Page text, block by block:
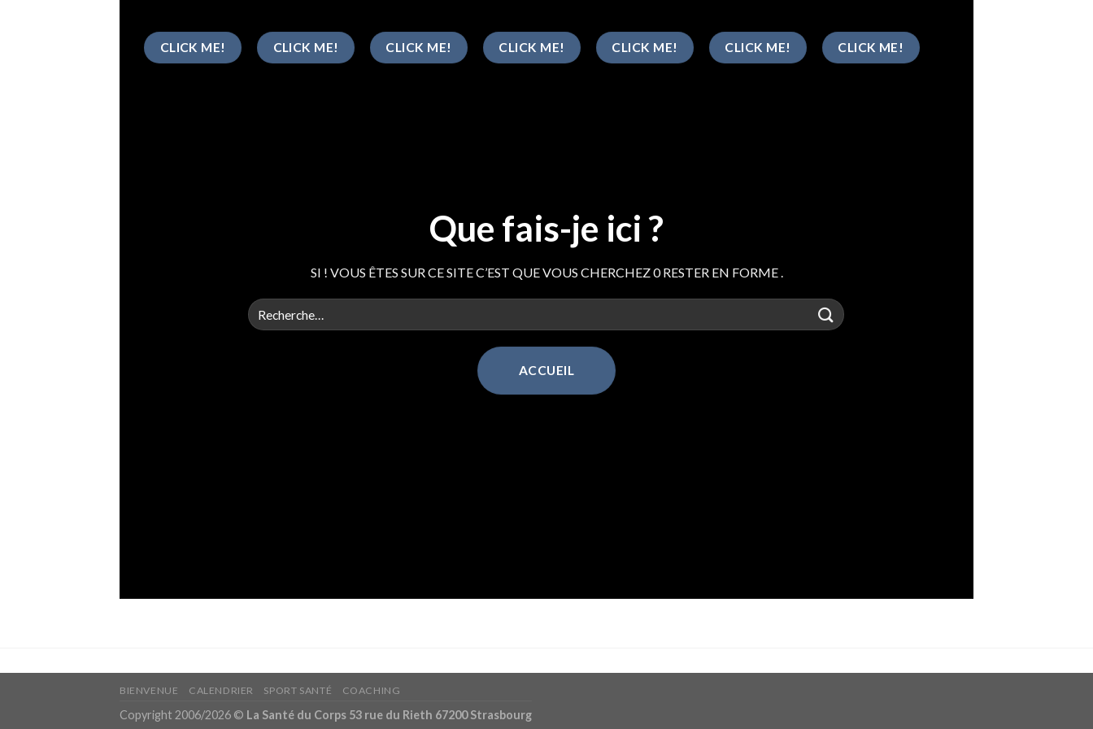
CLICK ME! CLICK ME! CLICK ME! CLICK ME! CLICK ME! CLICK ME! CLICK ME!
Que fais-je ici ?
SI ! VOUS ÊTES SUR CE SITE C’EST QUE VOUS CHERCHEZ 0 RESTER EN FORME .
ACCUEIL
BIENVENUE CALENDRIER SPORT SANTÉ COACHING
Copyright 2006/2026 © La Santé du Corps 53 rue du Rieth 67200 Strasbourg